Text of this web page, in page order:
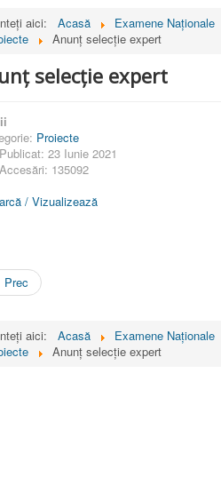
aici: Acasă Examene Naționale
Anunț selecție expert
selecție expert
Proiecte
Publicat: 23 Iunie 2021
Accesări: 135092
/ Vizualizează
Prec
aici: Acasă Examene Naționale
Anunț selecție expert